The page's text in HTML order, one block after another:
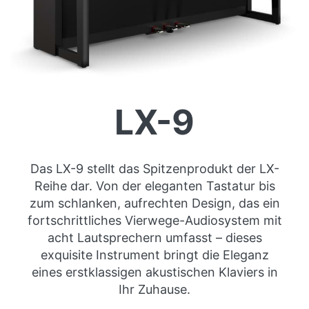
LX-9
Das LX-9 stellt das Spitzenprodukt der LX-
Reihe dar. Von der eleganten Tastatur bis
zum schlanken, aufrechten Design, das ein
fortschrittliches Vierwege-Audiosystem mit
acht Lautsprechern umfasst – dieses
exquisite Instrument bringt die Eleganz
eines erstklassigen akustischen Klaviers in
Ihr Zuhause.